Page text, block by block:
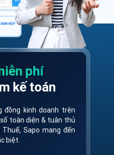
phí
kế toán
đồng kinh doanh trên
toàn diện & tuân thủ
Sapo mang đến
biệt.